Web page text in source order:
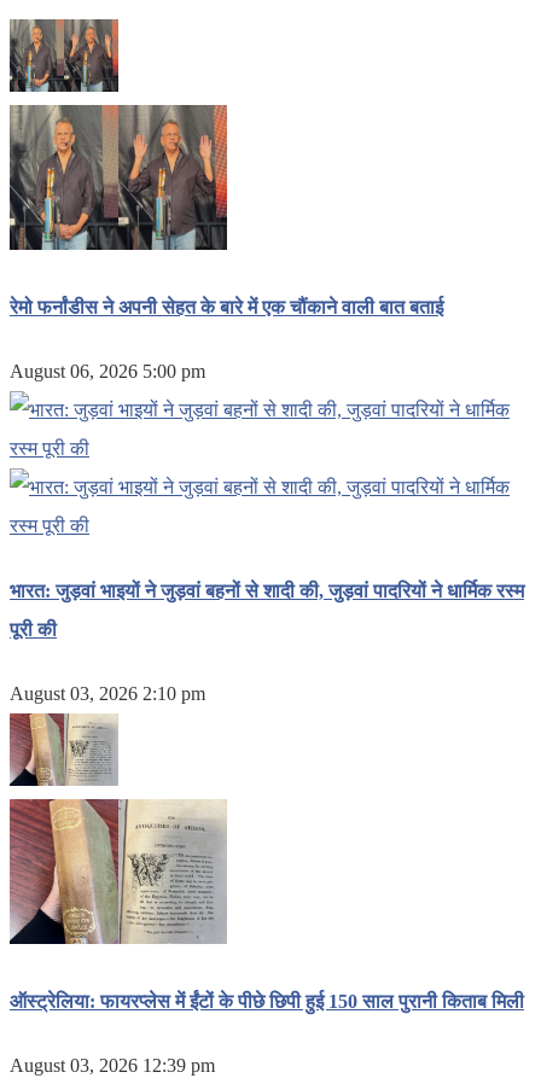
रेमो फर्नांडीस ने अपनी सेहत के बारे में एक चौंकाने वाली बात बताई
August 06, 2026 5:00 pm
भारत: जुड़वां भाइयों ने जुड़वां बहनों से शादी की, जुड़वां पादरियों ने धार्मिक रस्म
पूरी की
August 03, 2026 2:10 pm
ऑस्ट्रेलिया: फायरप्लेस में ईंटों के पीछे छिपी हुई 150 साल पुरानी किताब मिली
August 03, 2026 12:39 pm